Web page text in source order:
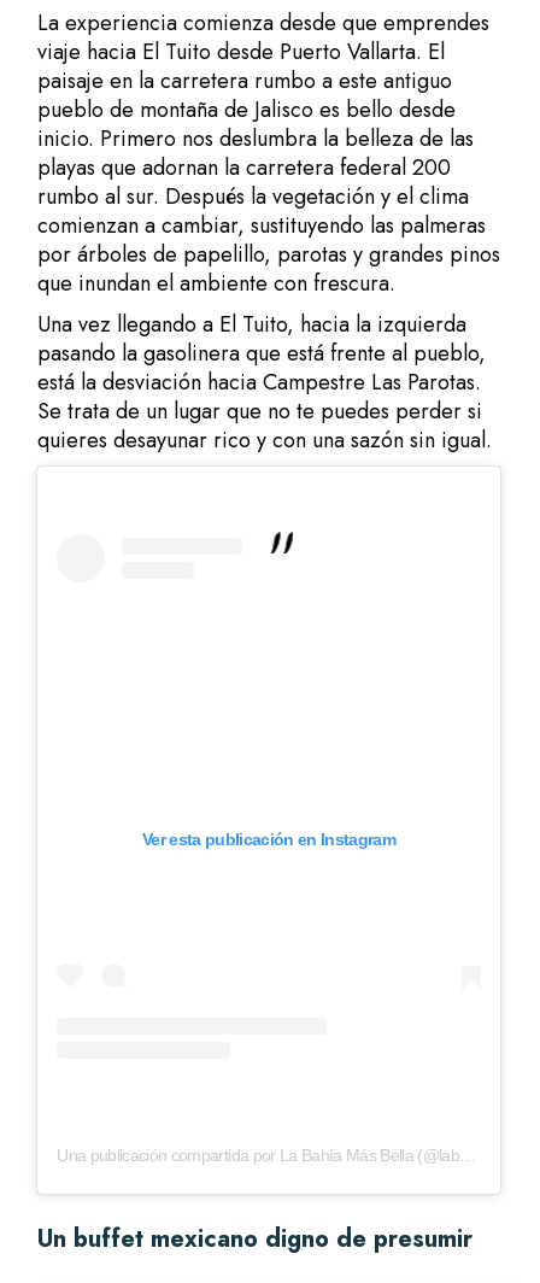
La experiencia comienza desde que emprendes
viaje hacia El Tuito desde Puerto Vallarta. El
paisaje en la carretera rumbo a este antiguo
pueblo de montaña de Jalisco es bello desde
inicio. Primero nos deslumbra la belleza de las
playas que adornan la carretera federal 200
rumbo al sur. Después la vegetación y el clima
comienzan a cambiar, sustituyendo las palmeras
por árboles de papelillo, parotas y grandes pinos
que inundan el ambiente con frescura.
Una vez llegando a El Tuito, hacia la izquierda
pasando la gasolinera que está frente al pueblo,
está la desviación hacia Campestre Las Parotas.
Se trata de un lugar que no te puedes perder si
quieres desayunar rico y con una sazón sin igual.
Ver esta publicación en Instagram
Un buffet mexicano digno de presumir